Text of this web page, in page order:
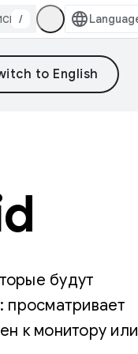
/
будут
просматривает
к монитору или